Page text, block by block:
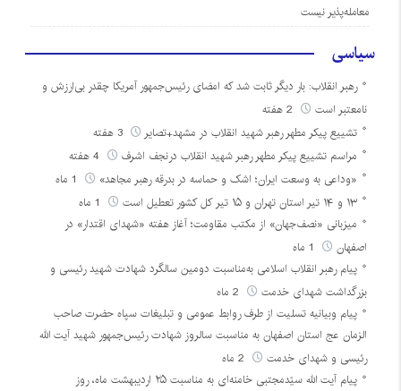
معامله‌پذیر نیست
سیاسی
رهبر انقلاب: بار دیگر ثابت شد که امضای رئیس‌جمهور آمریکا چقدر بی‌ارزش و
نامعتبر است
تشییع پیکر مطهر رهبر شهید انقلاب در مشهد+تصایر
3 هفته
مراسم تشییع پیکر مطهر رهبر شهید انقلاب درنجف اشرف
«وداعی به وسعت ایران؛ اشک و حماسه در بدرقه رهبر مجاهد»
۱۳ و ۱۴ تیر استان تهران و ۱۵ تیر کل کشور تعطیل است
میزبانی «نصف‌جهان» از مکتب مقاومت؛ آغاز هفته «شهدای اقتدار» در
اصفهان
پیام رهبر انقلاب اسلامی به‌مناسبت دومین سالگرد شهادت شهید رئیسی و
بزرگداشت شهدای خدمت
پیام وبیانیه تسلیت از طرف روابط عمومی و تبلیغات سپاه حضرت صاحب
الزمان عج استان اصفهان به مناسبت سالروز شهادت رئیس‌جمهور شهید آیت الله
رئیسی و شهدای خدمت
پیام آیت الله سیّدمجتبی خامنه‌ای به مناسبت ۲۵ اردیبهشت ماه، روز